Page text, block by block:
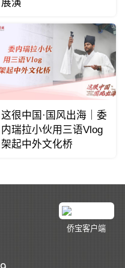
展演
这很中国·国风出海｜委
内瑞拉小伙用三语Vlog
架起中外文化桥
侨宝客户端